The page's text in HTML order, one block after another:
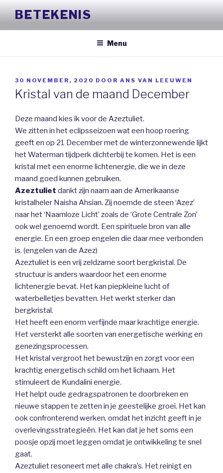
inhoud
BETEKENIS
Menu
GEPLAATST
OP
30 NOVEMBER, 2020 DOOR ANS VAN LEEUWEN
Kristal van de maand December
Deze maand kies ik voor de Azeztuliet.
We zitten in het eclipsseizoen wat een hoop roering
geeft en op 21 December met de winterzonnewende lijkt
het Waterman tijdperk dichterbij te komen. Het is een
kristal met een enorme lichtenergie, die we in deze
maand goed kunnen gebruiken.
Azeztuliet dankt zijn naam aan de Amerikaanse
kristalheler Naisha Ahsian. Zij noemde de steen ‘Azez’
naar het ‘Naamloze Licht’ zoals de ‘Grote Centrale Zon’
ook wel genoemd wordt. Een spirituele bron van alle
energie. En een groep engelen die daar mee verbonden
is. (engelen van de Azez)
Azeztuliet is een vrij zeldzame soort bergkristal. De
structuur is anders waardoor het een enorme
lichtenergie bevat. Het kan piepkleine lucht of
waterbelletjes bevatten. Het werkt sterker dan
bergkristal.
Het heeft een enorm verfijnde maar krachtige energie.
Het versterkt alle soorten van energetische werking en
genezingsprocessen.
Het kristal vergroot het bewustzijn en zorgt voor een
krachtig energetisch schild om het lichaam. Het
stimuleert de Kundalini energie.
Het helpt oude gedragspatronen te doorbreken en
nieuwe stappen te zetten in je geestelijke groei. Het kan
ook confronterend werken, omdat het inzicht geeft in je
overlevingsstrategieën. Het kan dat je het soms een
poosje opzij moet leggen omdat je ontwikkeling te snel
gaat.
Azeztuliet resoneert met alle chakra’s. Het reinigt en